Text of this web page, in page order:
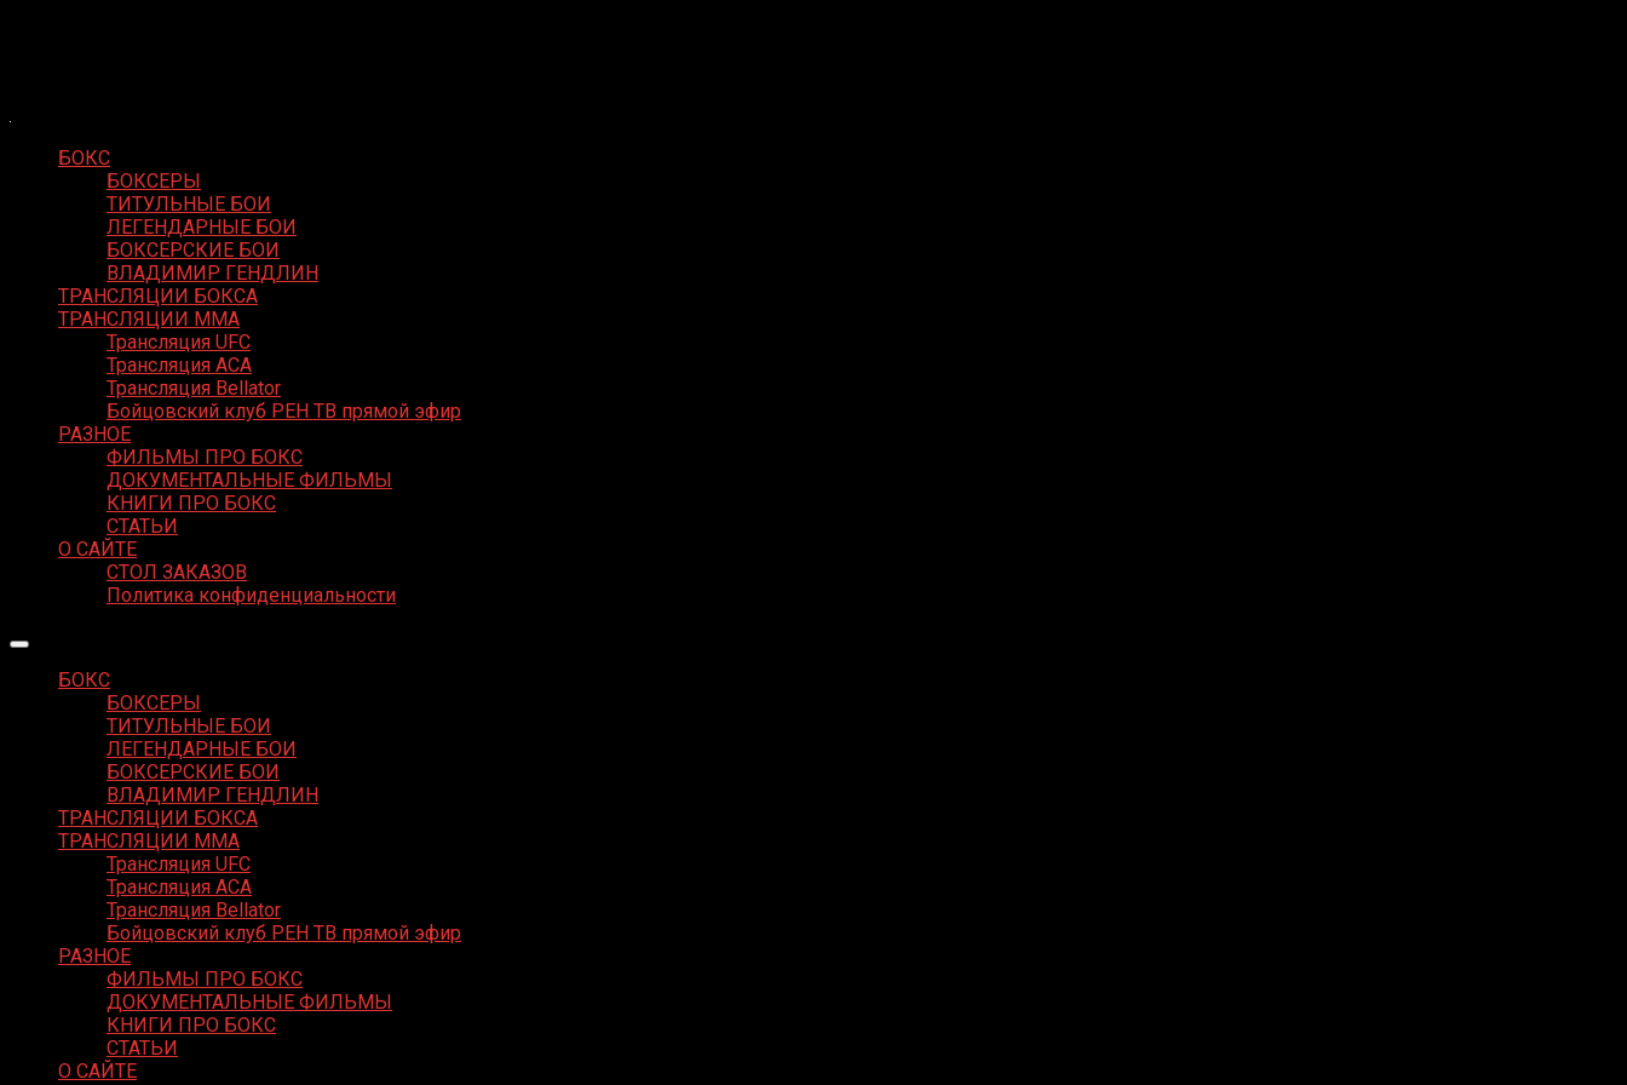
БОКС
БОКСЕРЫ
ТИТУЛЬНЫЕ БОИ
ЛЕГЕНДАРНЫЕ БОИ
БОКСЕРСКИЕ БОИ
ВЛАДИМИР ГЕНДЛИН
ТРАНСЛЯЦИИ БОКСА
ТРАНСЛЯЦИИ MMA
Трансляция UFC
Трансляция ACA
Трансляция Bellator
Бойцовский клуб РЕН ТВ прямой эфир
РАЗНОЕ
ФИЛЬМЫ ПРО БОКС
ДОКУМЕНТАЛЬНЫЕ ФИЛЬМЫ
КНИГИ ПРО БОКС
СТАТЬИ
О САЙТЕ
СТОЛ ЗАКАЗОВ
Политика конфиденциальности
БОКС
БОКСЕРЫ
ТИТУЛЬНЫЕ БОИ
ЛЕГЕНДАРНЫЕ БОИ
БОКСЕРСКИЕ БОИ
ВЛАДИМИР ГЕНДЛИН
ТРАНСЛЯЦИИ БОКСА
ТРАНСЛЯЦИИ MMA
Трансляция UFC
Трансляция ACA
Трансляция Bellator
Бойцовский клуб РЕН ТВ прямой эфир
РАЗНОЕ
ФИЛЬМЫ ПРО БОКС
ДОКУМЕНТАЛЬНЫЕ ФИЛЬМЫ
КНИГИ ПРО БОКС
СТАТЬИ
О САЙТЕ